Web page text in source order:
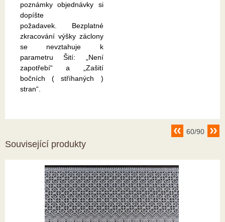
poznámky objednávky si
dopíšte
požadavek. Bezplatné
zkracování výšky záclony
se nevztahuje k
parametru Šití: „Není
zapotřebí“ a „Zašití
bočních ( stříhaných )
stran“.
60/90
Související produkty